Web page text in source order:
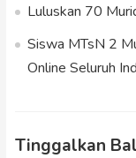
Luluskan 70
Siswa MTsN 2
Online Seluruh
Tinggalkan